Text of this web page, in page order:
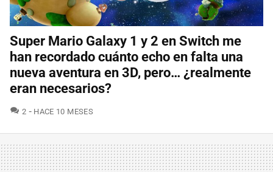
Super Mario Galaxy 1 y 2 en Switch me
han recordado cuánto echo en falta una
nueva aventura en 3D, pero… ¿realmente
eran necesarios?
2 COMENTARIOS
HACE 10 MESES